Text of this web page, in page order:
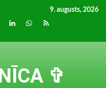
9. augusts, 2026
LinkedInwhatsapp
RSS
✞